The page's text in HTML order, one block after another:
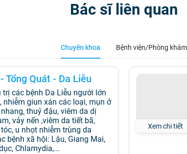
Bác sĩ liên quan
Chuyên khoa Bệnh viện/Phòng khám
Tổng Quát - Da Liễu
các bệnh Da Liễu người lớn
nhiễm giun xán các loại, mụn ở
thuỷ đậu, viêm da dị
vảy nến ,viêm da tiết bã,
u nhọt nhiễm trùng da
bệnh xã hội: Lậu, Giang Mai,
Chlamydia,...
Xem chi tiết